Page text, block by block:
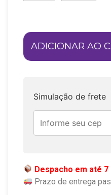
ADICIONAR AO
Simulação de frete
Despacho em até
Prazo de entrega